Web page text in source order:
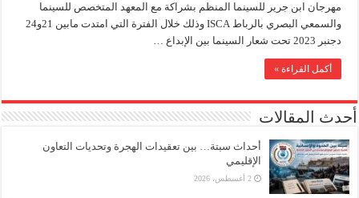
مهرجان ابن جرير للسينما المنظم بشراكة مع المعهد المتخصص للسينما
والسمعي البصري بالرباط ISCA وذلك خلال الفترة التي امتدت مابين 21و24
دجنبر 2023 تحت شعار السينما بين الإبداع …
أكمل القراءة »
أحدث المقالات
أحداث سبتة… بين تعقيدات الهجرة وتحديات التعاون
الإقليمي
2 أغسطس، 2026